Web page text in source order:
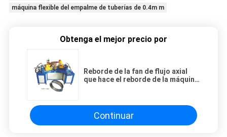
máquina flexible del empalme de tuberías de 0.4m m
Obtenga el mejor precio por
Reborde de la fan de flujo axial
que hace el reborde de la máquina
Continuar